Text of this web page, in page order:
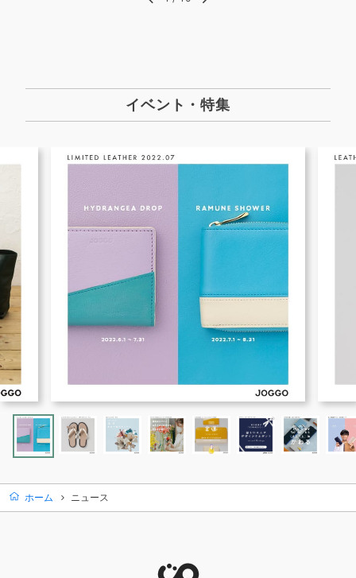
イベント・特集
ホーム ニュース